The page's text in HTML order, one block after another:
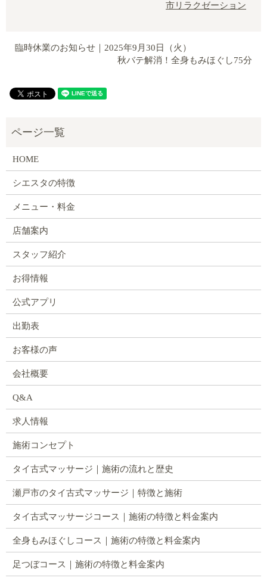
市リラクゼーション
臨時休業のお知らせ｜2025年9月30日（火）
秋バテ解消！全身もみほぐし75分
HOME
シエスタの特徴
メニュー・料金
店舗案内
スタッフ紹介
お得情報
公式アプリ
出勤表
お客様の声
会社概要
Q&A
求人情報
施術コンセプト
タイ古式マッサージ｜施術の流れと歴史
瀬戸市のタイ古式マッサージ｜特徴と施術
タイ古式マッサージコース｜施術の特徴と料金案内
全身もみほぐしコース｜施術の特徴と料金案内
足つぼコース｜施術の特徴と料金案内